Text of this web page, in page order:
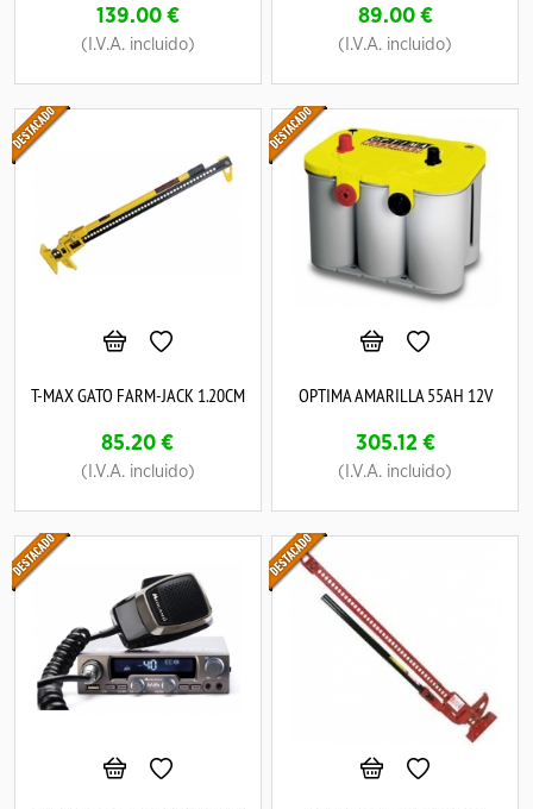
139.00€
(I.V.A. incluido)
89.00€
(I.V.A. incluido)
T-MAX GATO FARM-JACK 1.20CM
85.20 €
(I.V.A. incluido)
OPTIMA AMARILLA 55AH 12V
305.12 €
(I.V.A. incluido)